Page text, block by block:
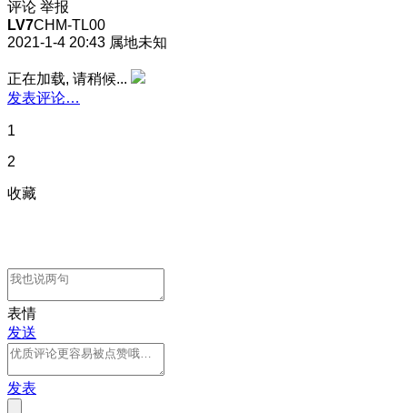
评论 举报
LV7CHM-TL00
2021-1-4 20:43 属地未知
正在加载, 请稍候...
发表评论…
1
2
收藏
表情
发送
发表